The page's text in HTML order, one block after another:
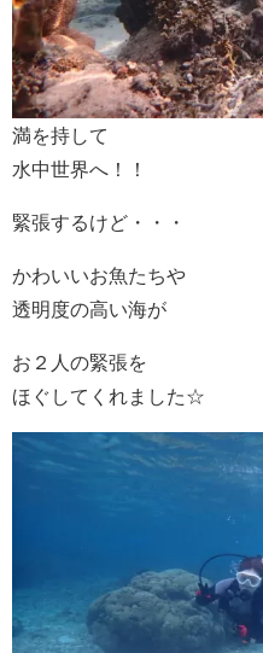
満を持して
水中世界へ！！
緊張するけど・・・
かわいいお魚たちや
透明度の高い海が
お２人の緊張を
ほぐしてくれました☆